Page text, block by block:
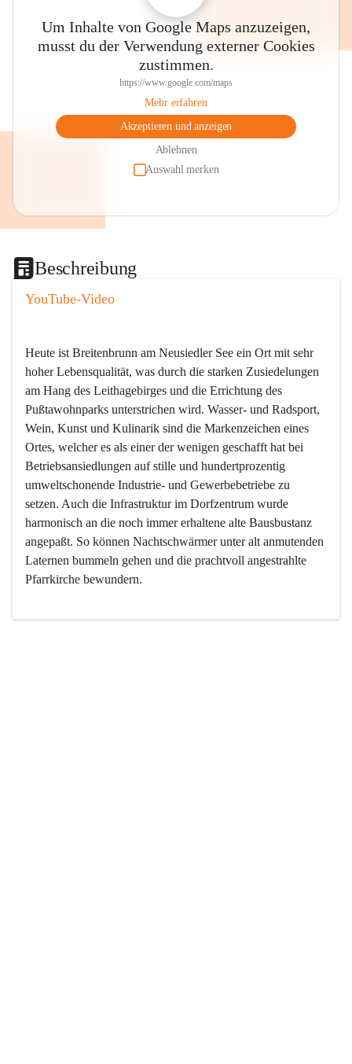
Um Inhalte von Google Maps anzuzeigen,
musst du der Verwendung externer Cookies
zustimmen.
https://www.google.com/maps
Mehr erfahren
Akzeptieren und anzeigen
Ablehnen
Auswahl merken
Beschreibung
YouTube-Video
Heute ist Breitenbrunn am Neusiedler See ein Ort mit sehr
hoher Lebensqualität, was durch die starken Zusiedelungen
am Hang des Leithagebirges und die Errichtung des
Pußtawohnparks unterstrichen wird. Wasser- und Radsport,
Wein, Kunst und Kulinarik sind die Markenzeichen eines
Ortes, welcher es als einer der wenigen geschafft hat bei
Betriebsansiedlungen auf stille und hundertprozentig
umweltschonende Industrie- und Gewerbebetriebe zu
setzen. Auch die Infrastruktur im Dorfzentrum wurde
harmonisch an die noch immer erhaltene alte Bausbustanz
angepaßt. So können Nachtschwärmer unter alt anmutenden
Laternen bummeln gehen und die prachtvoll angestrahlte
Pfarrkirche bewundern.
Der Weinbau dominert heute nicht mehr, ist aber integrativer